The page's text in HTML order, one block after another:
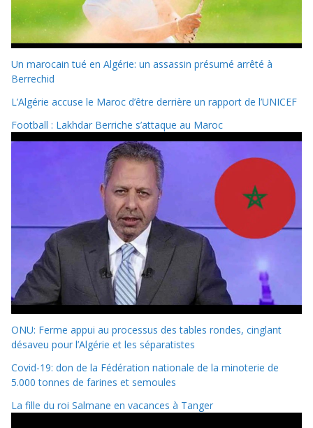
Un marocain tué en Algérie: un assassin présumé arrêté à
Berrechid
L’Algérie accuse le Maroc d’être derrière un rapport de l’UNICEF
Football : Lakhdar Berriche s’attaque au Maroc
ONU: Ferme appui au processus des tables rondes, cinglant
désaveu pour l’Algérie et les séparatistes
Covid-19: don de la Fédération nationale de la minoterie de
5.000 tonnes de farines et semoules
La fille du roi Salmane en vacances à Tanger